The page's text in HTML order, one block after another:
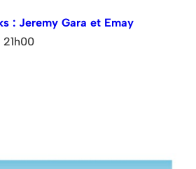
: Jeremy Gara et Emay